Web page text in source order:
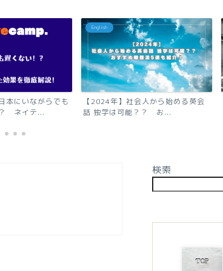
人から始める英会
？ お...
English
オンライン英会話ランキング 全く
話せない超初心者が安心し...
検索